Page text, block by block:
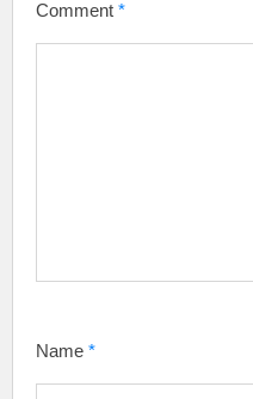
Comment *
Name *